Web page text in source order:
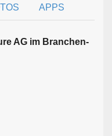
APPS
AG im Branchen­